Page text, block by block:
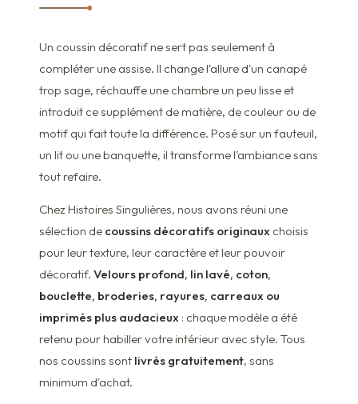
Un coussin décoratif ne sert pas seulement à
compléter une assise. Il change l'allure d'un canapé
trop sage, réchauffe une chambre un peu lisse et
introduit ce supplément de matière, de couleur ou de
motif qui fait toute la différence. Posé sur un fauteuil,
un lit ou une banquette, il transforme l'ambiance sans
tout refaire.
Chez Histoires Singulières, nous avons réuni une
sélection de coussins décoratifs originaux choisis
pour leur texture, leur caractère et leur pouvoir
décoratif. Velours profond, lin lavé, coton,
bouclette, broderies, rayures, carreaux ou
imprimés plus audacieux : chaque modèle a été
retenu pour habiller votre intérieur avec style. Tous
nos coussins sont livrés gratuitement, sans
minimum d'achat.